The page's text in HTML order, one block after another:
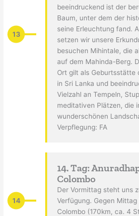
13
beeindruckend ist der
Baum, unter dem der
seine Erleuchtung fand.
setzen wir unsere
besuchen Mihintale, die
auf dem Mahinda-Berg.
Ort gilt als Geburtsstätte
in Sri Lanka und
Vielzahl an Tempeln,
meditativen Plätzen, die
wunderschönen
Verpflegung: FA
14
14. Tag:
Colombo
Der Vormittag steht uns
Verfügung. Gegen
Colombo (170km, ca. 4